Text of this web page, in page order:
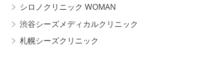
シロノクリニック WOMAN
渋谷シーズメディカルクリニック
札幌シーズクリニック